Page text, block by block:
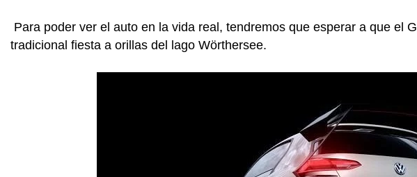
Para poder ver el auto en la vida real, tendremos que esperar a que el
tradicional fiesta a orillas del lago Wörthersee.